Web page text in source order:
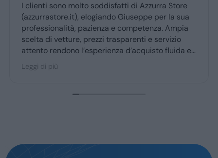
soddisfatti di Azzurra Store
elogiando Giuseppe per la sua
e competenza. Ampia
prezzi trasparenti e servizio
l’esperienza d’acquisto fluida e
maggior parte degli utenti.
Ottima
Giuseppe mi ha
ritiro a quello